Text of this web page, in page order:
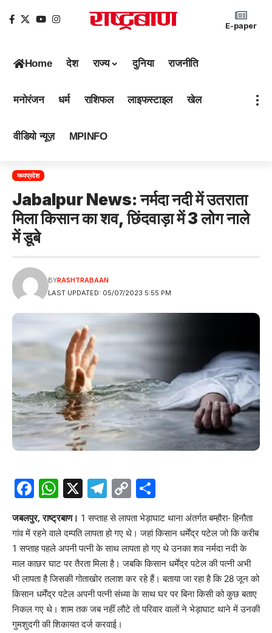
E-paper
Home देश राज्य दुनिया राजनीति
मनोरंजन धर्म राशिफल लाइफस्टाइल खेल
वीडियो न्यूज़ MPINFO
मध्यप्रदेश
Jabalpur News: नर्मदा नदी में उतराता
मिला किसान का शव, छिंदवाड़ा में 3 लोग नाले
में डूबे
LAST UPDATED: 05/07/2023 5:55 PM
BYRASHTRABAAN
Facebook
WhatsApp
X Telegram
Copy
Link
जबलपुर, राष्ट्रबाण। 1 सप्ताह से लापता भेड़ाघाट थाना अंतर्गत बम्हौरा- हिनौता
गांव में रहने वाले दम्पति लापता हो गए थे। जहां किसान धर्मेंद्र पटेल जो कि करीब
1 सप्ताह पहले अपनी पत्नी के साथ लापता हो गए थे उनका शव नर्मदा नदी के
माल काछर घाट पर तैरता मिला है। जबकि किसान धर्मेंद्र पटेल की पत्नी अभी
भी लापता है जिसकी गोताखोर तलाश कर रहे हैं। बताया जा रहा है कि 28 जून को
किसान धर्मेंद्र पटेल अपनी पत्नी संध्या के साथ घर पर बिना किसी को कुछ बताए
निकल गए थे। शाम तक जब नहीं लौटे तो परिवार वालों ने भेड़ाघाट थाने में उनकी
गुमशुदगी की शिकायत दर्ज करवाई।